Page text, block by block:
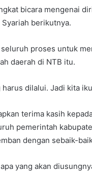
bicara mengenai
berikutnya.
proses untuk
daerah di NTB itu.
harus dilalui. Jadi kita
terima kasih
pemerintah
dengan sebaik-
yang akan